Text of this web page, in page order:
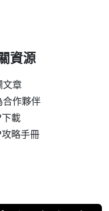
資源
文章
合作夥伴
載
攻略手冊